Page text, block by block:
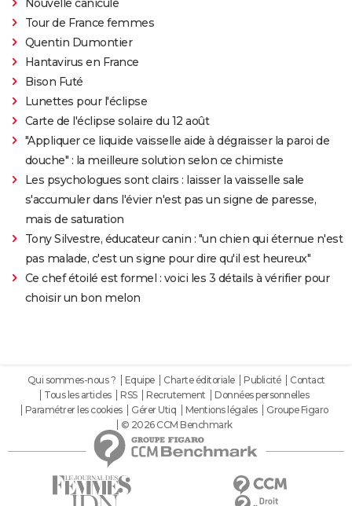
Nouvelle canicule
Tour de France femmes
Quentin Dumontier
Hantavirus en France
Bison Futé
Lunettes pour l'éclipse
Carte de l'éclipse solaire du 12 août
"Appliquer ce liquide vaisselle aide à dégraisser la paroi de
douche" : la meilleure solution selon ce chimiste
Les psychologues sont clairs : laisser la vaisselle sale
s'accumuler dans l'évier n'est pas un signe de paresse,
mais de saturation
Tony Silvestre, éducateur canin : "un chien qui éternue n'est
pas malade, c'est un signe pour dire qu'il est heureux"
Ce chef étoilé est formel : voici les 3 détails à vérifier pour
choisir un bon melon
Qui sommes-nous ? Equipe Charte éditoriale Publicité
Contact
Tous les articles
RSS Recrutement
Données personnelles
Paramétrer les cookies
Gérer Utiq Mentions légales
Groupe Figaro
© 2026 CCM Benchmark